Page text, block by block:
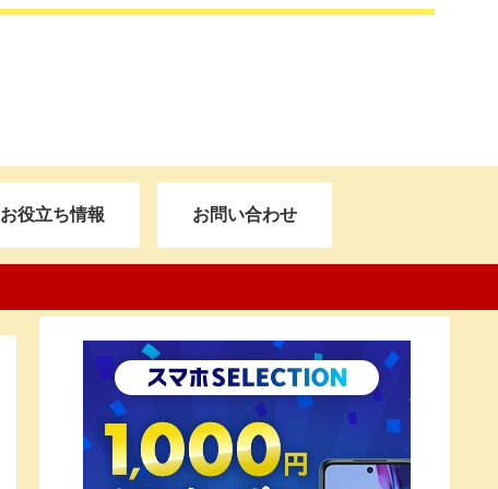
お役立ち情報 お問い合わせ